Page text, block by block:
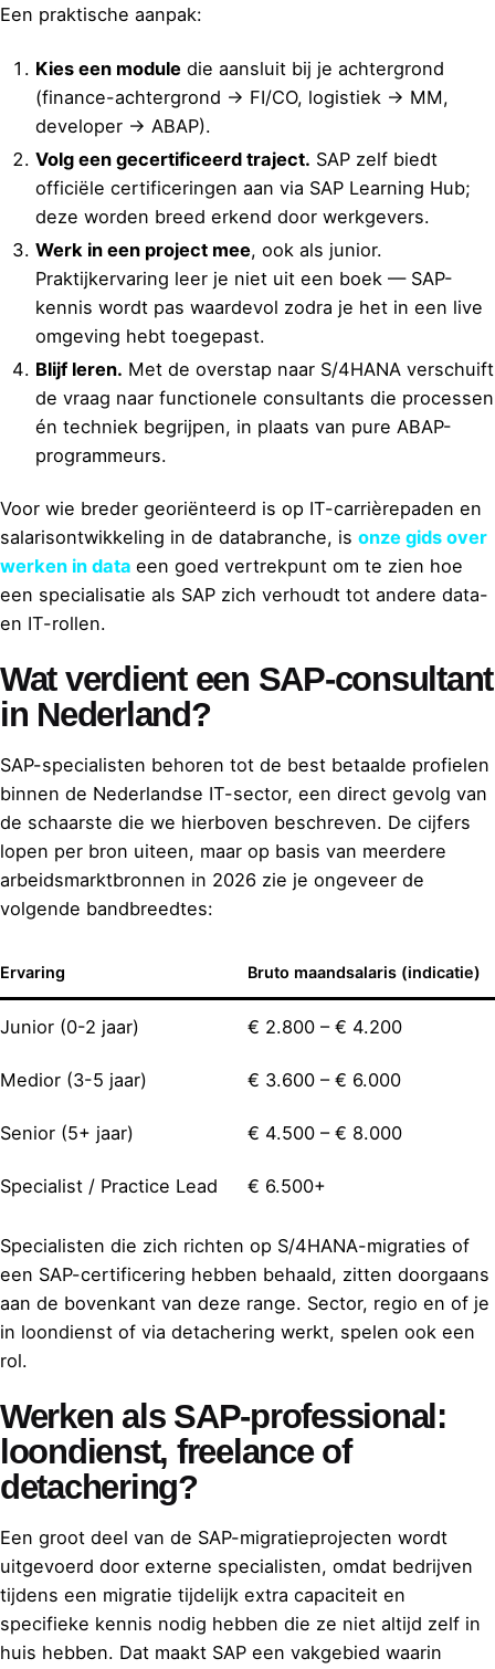
Een praktische aanpak:
Kies een module die aansluit bij je achtergrond
(finance-achtergrond → FI/CO, logistiek → MM,
developer → ABAP).
Volg een gecertificeerd traject. SAP zelf biedt
officiële certificeringen aan via SAP Learning Hub;
deze worden breed erkend door werkgevers.
Werk in een project mee, ook als junior.
Praktijkervaring leer je niet uit een boek — SAP-
kennis wordt pas waardevol zodra je het in een live
omgeving hebt toegepast.
Blijf leren. Met de overstap naar S/4HANA verschuift
de vraag naar functionele consultants die processen
én techniek begrijpen, in plaats van pure ABAP-
programmeurs.
Voor wie breder georiënteerd is op IT-carrièrepaden en
salarisontwikkeling in de databranche, is onze gids over
werken in data een goed vertrekpunt om te zien hoe
een specialisatie als SAP zich verhoudt tot andere data-
en IT-rollen.
Wat verdient een SAP-consultant
in Nederland?
SAP-specialisten behoren tot de best betaalde profielen
binnen de Nederlandse IT-sector, een direct gevolg van
de schaarste die we hierboven beschreven. De cijfers
lopen per bron uiteen, maar op basis van meerdere
arbeidsmarktbronnen in 2026 zie je ongeveer de
volgende bandbreedtes:
Ervaring Bruto maandsalaris (indicatie)
Junior (0-2 jaar) € 2.800 – € 4.200
Medior (3-5 jaar) € 3.600 – € 6.000
Senior (5+ jaar) € 4.500 – € 8.000
Specialist / Practice Lead € 6.500+
Specialisten die zich richten op S/4HANA-migraties of
een SAP-certificering hebben behaald, zitten doorgaans
aan de bovenkant van deze range. Sector, regio en of je
in loondienst of via detachering werkt, spelen ook een
rol.
Werken als SAP-professional:
loondienst, freelance of
detachering?
Een groot deel van de SAP-migratieprojecten wordt
uitgevoerd door externe specialisten, omdat bedrijven
tijdens een migratie tijdelijk extra capaciteit en
specifieke kennis nodig hebben die ze niet altijd zelf in
huis hebben. Dat maakt SAP een vakgebied waarin